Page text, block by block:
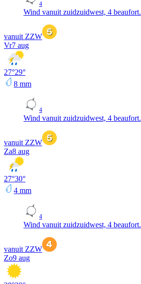
4
Wind vanuit zuidzuidwest, 4 beaufort.
vanuit ZZW
Vr7 aug
27°29°
8 mm
4
Wind vanuit zuidzuidwest, 4 beaufort.
vanuit ZZW
Za8 aug
27°30°
4 mm
4
Wind vanuit zuidzuidwest, 4 beaufort.
vanuit ZZW
Zo9 aug